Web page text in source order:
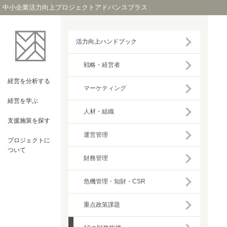
中小企業活力向上プロジェクトアドバンスプラス
経営を分析する
経営を学ぶ
支援施策を探す
プロジェクト に
ついて
活力向上ハンドブック
戦略・経営者
マーケティング
人材・組織
運営管理
財務管理
危機管理・知財・CSR
重点政策課題